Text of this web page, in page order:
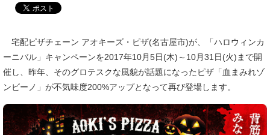
宅配ピザチェーン アオキーズ・ピザ(名古屋市)が、「ハロウィンカ
ーニバル」キャンペーンを2017年10月5日(木)～10月31日(火)まで開
催し、昨年、そのグロテスクな風貌が話題になったピザ「血まみれゾ
ンビーノ」が不気味度200%アップとなって再び登場します。